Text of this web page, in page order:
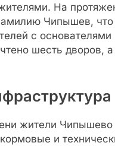
На
Чипышев,
с
шесть дворов,
жители
и